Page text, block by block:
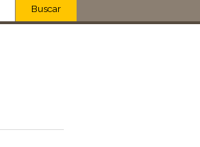
Buscar